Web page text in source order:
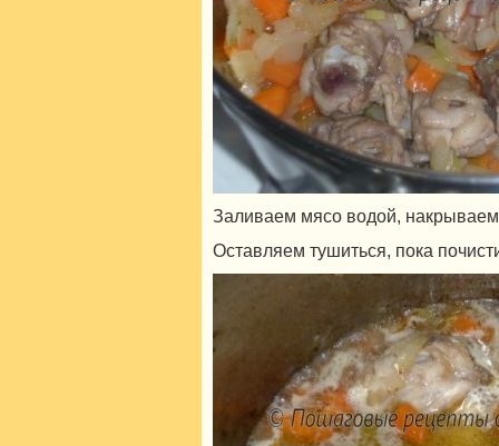
Заливаем мясо водой,
Оставляем тушиться, пока